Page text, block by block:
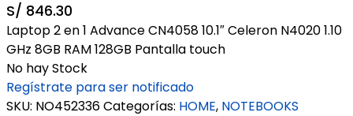
S/ 846.30
Laptop 2 en 1 Advance CN4058 10.1″ Celeron N4020 1.10
GHz 8GB RAM 128GB Pantalla touch
No hay Stock
Regístrate para ser notificado
SKU: NO452336Categorías: HOME, NOTEBOOKS